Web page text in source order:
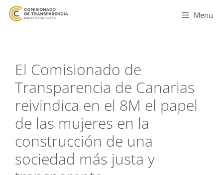
Menu
El Comisionado de
Transparencia de Canarias
reivindica en el 8M el papel
de las mujeres en la
construcción de una
sociedad más justa y